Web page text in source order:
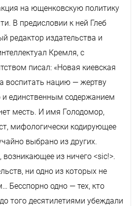
на ющенковскую политику
В предисловии к ней Глеб
редактор издательства и
Кремля, с
писал: «Новая киевская
воспитать нацию — жертву
единственным содержанием
месть. И имя Голодомор,
мифологически кодирующее
выбрано из других.
возникающее из ничего <sic!>.
ни одно из которых не
Бесспорно одно — тех, кто
того десятилетиями убеждали